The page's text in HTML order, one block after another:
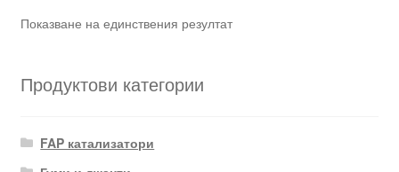
Показване на единствения резултат
Продуктови категории
FAP катализатори